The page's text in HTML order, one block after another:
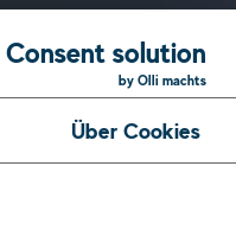
Consent solution
by Olli machts
Über Cookies